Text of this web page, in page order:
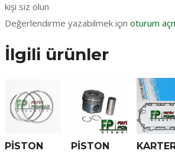
kişi siz olun
Değerlendirme yazabilmek için oturum
İlgili ürünler
PİSTON
PİSTON